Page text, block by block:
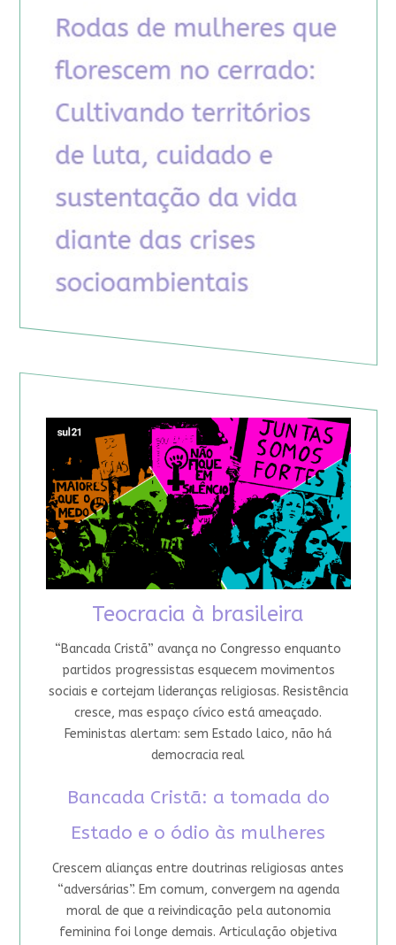
Teocracia à brasileira
“Bancada Cristã” avança no Congresso enquanto
partidos progressistas esquecem movimentos
sociais e cortejam lideranças religiosas. Resistência
cresce, mas espaço cívico está ameaçado.
Feministas alertam: sem Estado laico, não há
democracia real
Bancada Cristã: a tomada do
Estado e o ódio às mulheres
Crescem alianças entre doutrinas religiosas antes
“adversárias”. Em comum, convergem na agenda
moral de que a reivindicação pela autonomia
feminina foi longe demais. Articulação objetiva